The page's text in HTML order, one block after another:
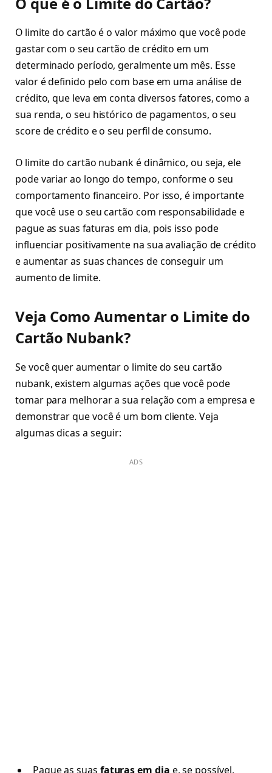
O limite do cartão é o valor máximo que você pode
gastar com o seu cartão de crédito em um
determinado período, geralmente um mês. Esse
valor é definido pelo com base em uma análise de
crédito, que leva em conta diversos fatores, como a
sua renda, o seu histórico de pagamentos, o seu
score de crédito e o seu perfil de consumo.
O limite do cartão nubank é dinâmico, ou seja, ele
pode variar ao longo do tempo, conforme o seu
comportamento financeiro. Por isso, é importante
que você use o seu cartão com responsabilidade e
pague as suas faturas em dia, pois isso pode
influenciar positivamente na sua avaliação de crédito
e aumentar as suas chances de conseguir um
aumento de limite.
Veja Como Aumentar o Limite do
Cartão Nubank?
Se você quer aumentar o limite do seu cartão
nubank, existem algumas ações que você pode
tomar para melhorar a sua relação com a empresa e
demonstrar que você é um bom cliente. Veja
algumas dicas a seguir:
ADS
Pague as suas faturas em dia e, se possível,